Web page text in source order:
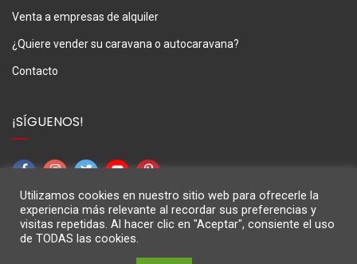
Venta a empresas de alquiler
¿Quiere vender su caravana o autocaravana?
Contacto
¡SÍGUENOS!
Utilizamos cookies en nuestro sitio web para ofrecerle la
experiencia más relevante al recordar sus preferencias y
visitas repetidas. Al hacer clic en "Aceptar", consiente el uso
de TODAS las cookies.